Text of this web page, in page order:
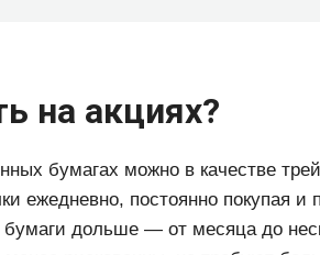
на акциях?
бумагах можно в качестве
ежедневно, постоянно покупая и
дольше — от месяца до